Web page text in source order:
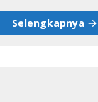
Selengkapnya